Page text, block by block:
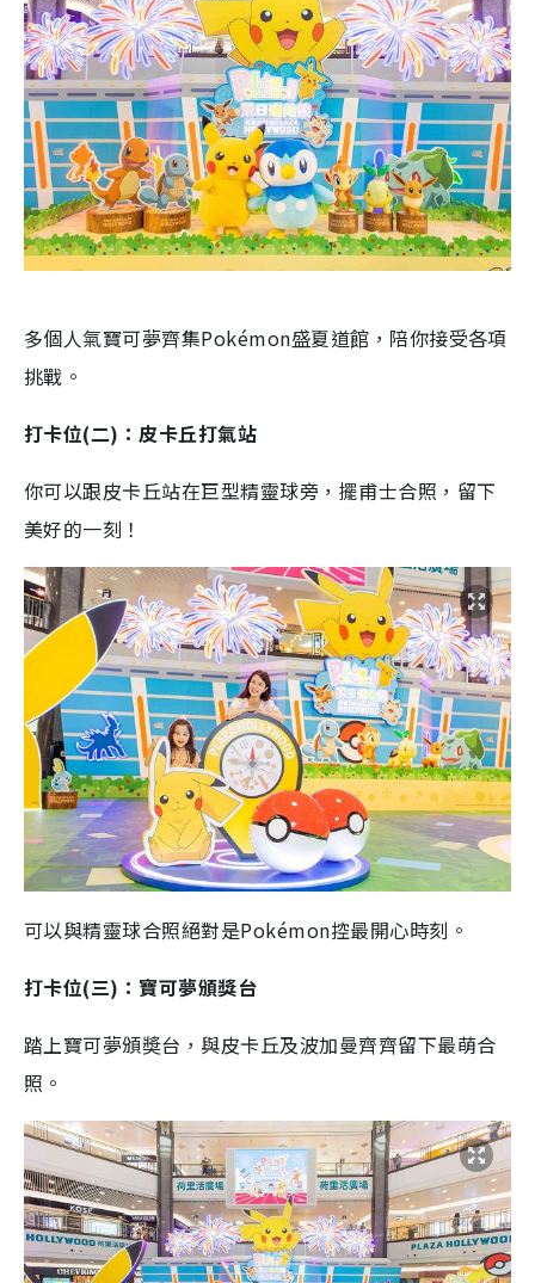
多個人氣寶可夢齊集Pokémon盛夏道館，陪你接受各項
挑戰。
打卡位(二)：皮卡丘打氣站
你可以跟皮卡丘站在巨型精靈球旁，擺甫士合照，留下
美好的一刻！
可以與精靈球合照絕對是Pokémon控最開心時刻。
打卡位(三)：寶可夢頒獎台
踏上寶可夢頒奬台，與皮卡丘及波加曼齊齊留下最萌合
照。